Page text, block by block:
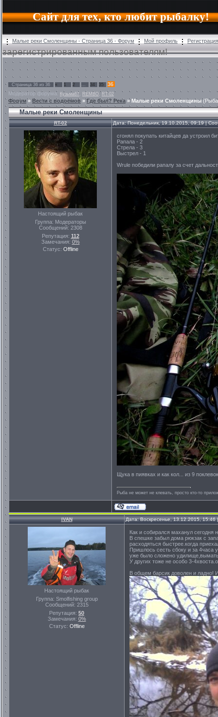
Сайт для тех, кто любит рыбалку!
Малые реки Смоленщины - Страница 36 - Форум Мой профиль Регистрация
зарегистрированным пользователям!
Страница 36 из 36 « 1 2 … 34 35
36
Модератор форума: Кузьма67 REMBO , RT-02
Форум» Вести с водоёмов »Где был? Река »Малые реки Смоленщины
Малые реки Смоленщины
RT-02 Дата: Понедельник, 19.10.2015, 09:19 |
Настоящий рыбак
Группа: Модераторы
Сообщений: 2308
Репутация: 112
Замечания: 0%
Статус: Offline
сгонял покупать китайцев да устроил
Рапала - 2
Стрела - 3
Выстрел - 1
Wrule победили рапалу за счет
Щука в пиявках и как кол... из 9
Рыба не может не клевать, просто кто-то
IVAN Дата: Воскресенье, 13.12.2015,
Настоящий рыбак
Группа: Smolfishing group
Сообщений: 2315
Репутация: 50
Замечания: 0%
Статус: Offline
Как и собирался маханул сегодня
В спешке забыл дома рюкзак с
расходяться быстрее.когда
Пришлось сесть сбоку и за 4часа
уже было сложено
У других тоже не особо 3-
В общем барсик доволен и ладно!